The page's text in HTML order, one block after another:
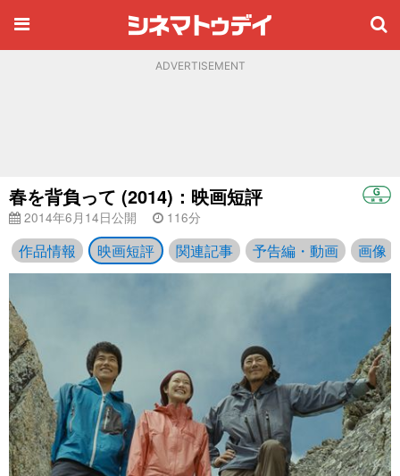
ADVERTISEMENT
春を背負って (2014)：映画短評
2014年6月14日公開 116分
作品情報 映画短評 関連記事 予告編・動画 画像